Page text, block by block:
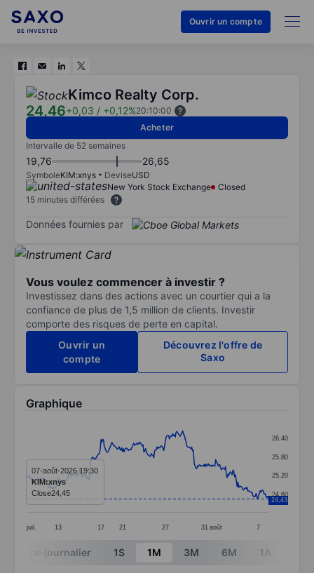
Ouvrir un compte
Kimco Realty Corp.
24,46+0,03 / +0,12%20:10:00
Acheter
Intervalle de 52 semaines
19,76 26,65
SymboleKIM:xnys DeviseUSD
New York Stock Exchange
Closed
15 minutes différées
Données fournies par
Vous voulez commencer à investir ?
Investissez dans des actions avec un courtier qui a la
confiance de plus de 1,5 million de clients. Investir
comporte des risques de perte en capital.
Ouvrir un
compte
Découvrez l'offre de
Saxo
Graphique
Line chart with 295 data points.
The chart has 1 X axis displaying categories.
The chart has 1 Y axis displaying values. Data
juil. 13 17 21 27 31 août 7
24,60
25,20
25,80
26,40
24,43
07-août-2026 19:30
KIM:xnys
Close24,45
End of interactive chart.
Intra-journalier 1S 1M 3M 6M 1A